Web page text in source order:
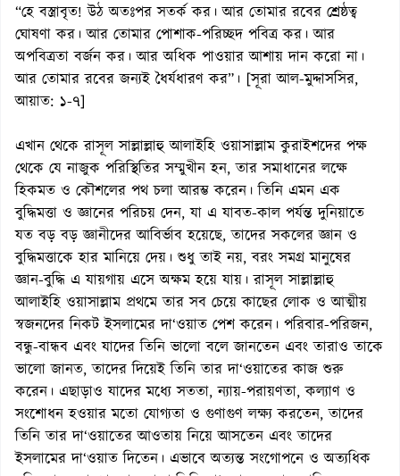
“হে বস্ত্রাবৃত! উঠ অতঃপর সতর্ক কর। আর তোমার রবের শ্রেষ্ঠত্ব
ঘোষণা কর। আর তোমার পোশাক-পরিচ্ছদ পবিত্র কর। আর
অপবিত্রতা বর্জন কর। আর অধিক পাওয়ার আশায় দান করো না।
আর তোমার রবের জন্যই ধৈর্যধারণ কর”। [সূরা আল-মুদ্দাসসির,
আয়াত: ১-৭]
এখান থেকে রাসূল সাল্লাল্লাহু আলাইহি ওয়াসাল্লাম কুরাইশদের পক্ষ
থেকে যে নাজুক পরিস্থিতির সম্মুখীন হন, তার সমাধানের লক্ষে
হিকমত ও কৌশলের পথ চলা আরম্ভ করেন। তিনি এমন এক
বুদ্ধিমত্তা ও জ্ঞানের পরিচয় দেন, যা এ যাবত-কাল পর্যন্ত দুনিয়াতে
যত বড় বড় জ্ঞানীদের আবির্ভাব হয়েছে, তাদের সকলের জ্ঞান ও
বুদ্ধিমত্তাকে হার মানিয়ে দেয়। শুধু তাই নয়, বরং সমগ্র মানুষের
জ্ঞান-বুদ্ধি এ যায়গায় এসে অক্ষম হয়ে যায়। রাসূল সাল্লাল্লাহু
আলাইহি ওয়াসাল্লাম প্রথমে তার সব চেয়ে কাছের লোক ও আত্মীয়
স্বজনদের নিকট ইসলামের দা‘ওয়াত পেশ করেন। পরিবার-পরিজন,
বন্ধু-বান্ধব এবং যাদের তিনি ভালো বলে জানতেন এবং তারাও তাকে
ভালো জানত, তাদের দিয়েই তিনি তার দা‘ওয়াতের কাজ শুরু
করেন। এছাড়াও যাদের মধ্যে সততা, ন্যায়-পরায়ণতা, কল্যাণ ও
সংশোধন হওয়ার মতো যোগ্যতা ও গুণাগুণ লক্ষ্য করতেন, তাদের
তিনি তার দা‘ওয়াতের আওতায় নিয়ে আসতেন এবং তাদের
ইসলামের দা‘ওয়াত দিতেন। এভাবে অত্যন্ত সংগোপনে ও অত্যধিক